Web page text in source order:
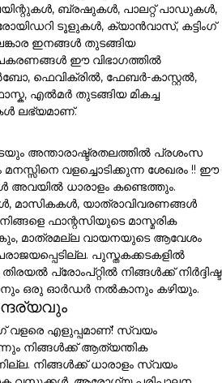
ബ്രഷുകൾ, പാലറ്റ് പാഡുകൾ,
ടൂളുകൾ, ക്യാൻവാസ്, കട്ടിംഗ്
ഇനങ്ങൾ തുടങ്ങിയ
ഈ വിഭാഗത്തിൽ
ഫെവിക്രിൽ, ഫേബർ-കാസ്റ്റൽ,
എൽമർ തുടങ്ങിയ മികച്ച
ലഭ്യമാണ്.
അന്താരാഷ്ട്രതലത്തിൽ പ്രശംസ
വളച്ചൊടിക്കുന്ന ശേഖരം !! ഈ
അവയിൽ ധാരാളം കണ്ടെത്തും.
മാസികകൾ, യാത്രാവിവരണങ്ങൾ
ഫാന്റസിയുടെ മാസ്മരിക
മാത്രമല്ല വായനയുടെ ആവേശം
പുസ്തകക്കടകളിൽ
പ്രോംപ്റ്റിൽ നിങ്ങൾക്ക് നിർദ്ദിഷ്ട
ഒരു ഓർഡർ നൽകാനും കഴിയും.
വളരെ എളുപ്പമാണ്! സ്വയം
നിങ്ങൾക്ക് ആത്യന്തിക
നിങ്ങൾക്ക് ധാരാളം സ്വയം